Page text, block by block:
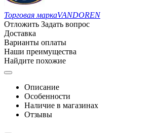
Торговая маркаVANDOREN
Отложить Задать вопрос
Доставка
Варианты оплаты
Наши преимущества
Найдите похожие
Описание
Особенности
Наличие в магазинах
Отзывы